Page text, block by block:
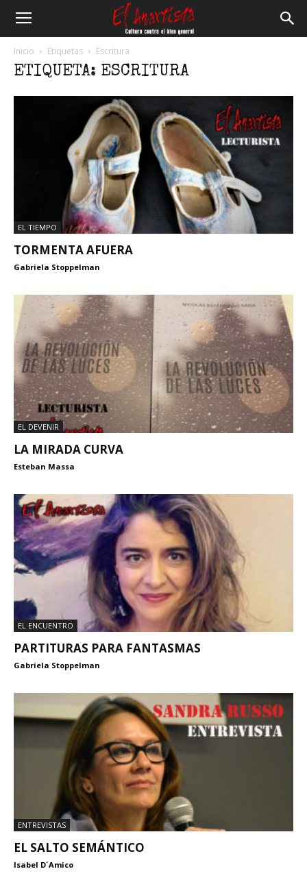
Inicio Etiquetas Escritura
ETIQUETA: ESCRITURA
EL TIEMPO
TORMENTA AFUERA
Gabriela Stoppelman
EL DEVENIR
LA MIRADA CURVA
Esteban Massa
EL ENCUENTRO
PARTITURAS PARA FANTASMAS
Gabriela Stoppelman
ENTREVISTAS
EL SALTO SEMÁNTICO
Isabel D´Amico